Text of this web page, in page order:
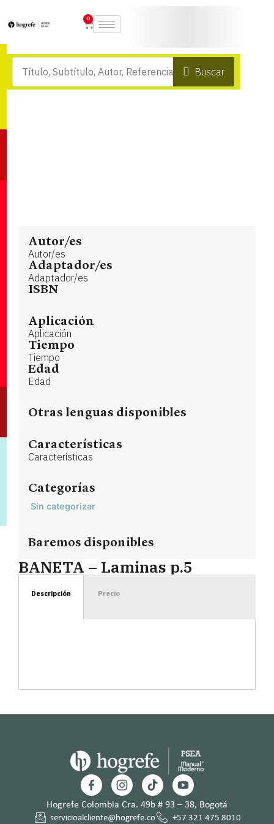
0
Buscar
Autor/es
Autor/es
Adaptador/es
Adaptador/es
ISBN
Aplicación
Aplicación
Tiempo
Tiempo
Edad
Edad
Otras lenguas disponibles
Características
Características
Categorías
Sin categorizar
Baremos disponibles
BANETA – Laminas p.5
Descripción Precio
Hogrefe Colombia Cra. 49b # 93 – 38, Bogotá
servicioalcliente@hogrefe.co +57 321 475 8010